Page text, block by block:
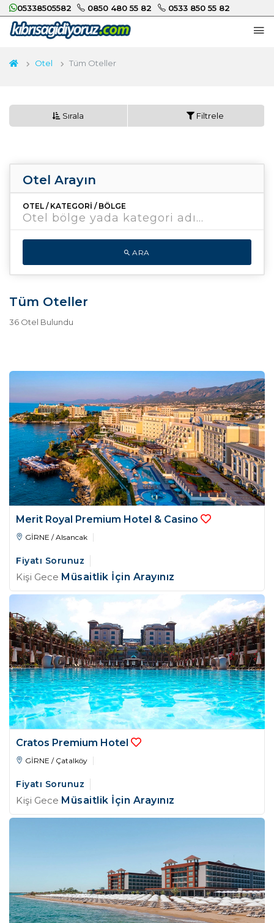
05338505582 0850 480 55 82 0533 850 55 82
Otel Tüm Oteller
Sırala Filtrele
Otel Arayın
OTEL / KATEGORI / BÖLGE
ARA
Tüm Oteller
36 Otel Bulundu
Merit Royal Premium Hotel & Casino
GİRNE / Alsancak
Fiyatı Sorunuz
Kişi Gece Müsaitlik İçin Arayınız
Cratos Premium Hotel
GİRNE / Çatalköy
Fiyatı Sorunuz
Kişi Gece Müsaitlik İçin Arayınız